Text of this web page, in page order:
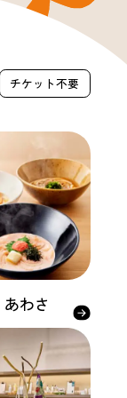
チケット不要
あわさ